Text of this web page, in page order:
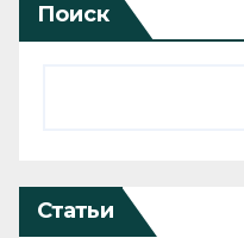
Поиск
Статьи